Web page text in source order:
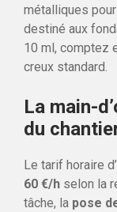
métalliques
destiné aux
10 ml, comptez
creux standard.
La main-
du
Le tarif horaire
60 €/h selon la
tâche, la pose